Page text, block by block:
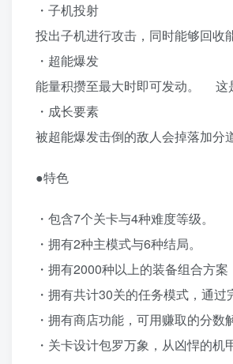
・子机投射
投出子机进行攻击，同时能够回收
・超能爆发
能量积攒至最大时即可发动。 这
・成长要素
被超能爆发击倒的敌人会掉落加分
●特色
・包含7个关卡与4种难度等级。
・拥有2种主模式与6种结局。
・拥有2000种以上的装备组合方案
・拥有共计30关的任务模式，通过
・拥有商店功能，可用赚取的分数
・关卡设计包罗万象，从凶悍的机